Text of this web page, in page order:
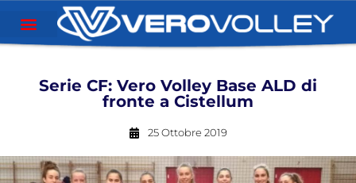
Serie CF: Vero Volley Base ALD di
fronte a Cistellum
25 Ottobre 2019